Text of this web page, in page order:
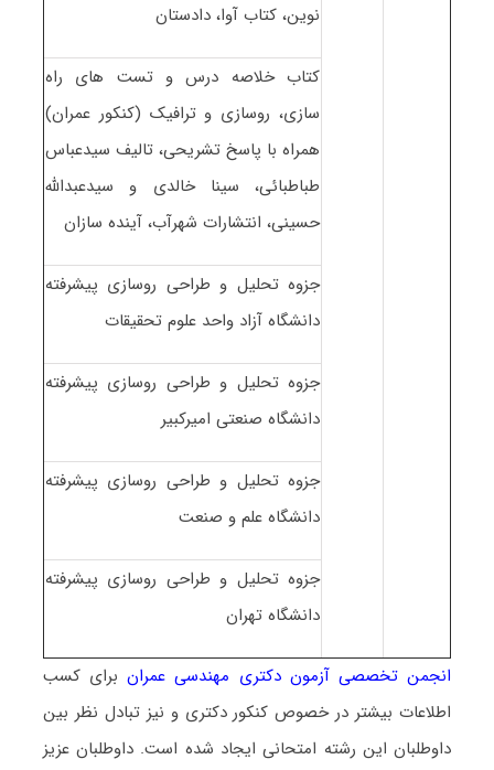
نوین، کتاب آوا، دادستان
کتاب خلاصه درس و تست های راه
سازی، روسازی و ترافیک (کنکور عمران)
همراه با پاسخ تشریحی، تالیف سیدعباس
طباطبائی، سینا خالدی و سیدعبدالله
حسینی، انتشارات شهرآب، آینده سازان
جزوه تحلیل و طراحی روسازی پیشرفته
دانشگاه آزاد واحد علوم تحقیقات
جزوه تحلیل و طراحی روسازی پیشرفته
دانشگاه صنعتی امیرکبیر
جزوه تحلیل و طراحی روسازی پیشرفته
دانشگاه علم و صنعت
جزوه تحلیل و طراحی روسازی پیشرفته
دانشگاه تهران
انجمن تخصصی آزمون دکتری مهندسی عمرانبرای کسب
اطلاعات بیشتر در خصوص کنکور دکتری و نیز تبادل نظر بین
داوطلبان این رشته امتحانی ایجاد شده است. داوطلبان عزیز